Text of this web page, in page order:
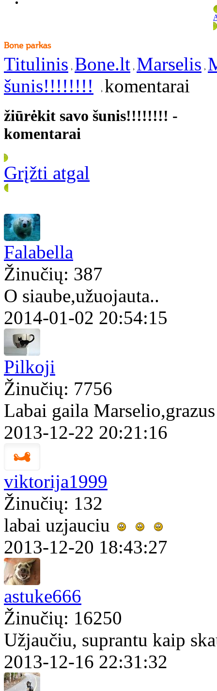
Titulinis Bone.lt Marselis
šunis!!!!!!!!
komentarai
žiūrėkit savo šunis!!!!!!!! -
komentarai
Grįžti atgal
Falabella
Žinučių: 387
O siaube,užuojauta..
2014-01-02 20:54:15
Pilkoji
Žinučių: 7756
Labai gaila
2013-12-22 20:21:16
viktorija1999
Žinučių: 132
labai uzjauciu
2013-12-20 18:43:27
astuke666
Žinučių: 16250
Užjaučiu, suprantu kaip
2013-12-16 22:31:32